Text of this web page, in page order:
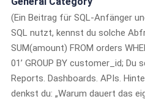
(Ein Beitrag für SQL-Anfänger
SQL nutzt, kennst du solche
SUM(amount) FROM orders
01’ GROUP BY customer_id;
Reports. Dashboards. APIs.
denkst du: „Warum dauert das